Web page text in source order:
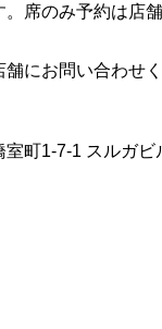
。席のみ予約は店
にお問い合わせく
室町1-7-1 スルガ